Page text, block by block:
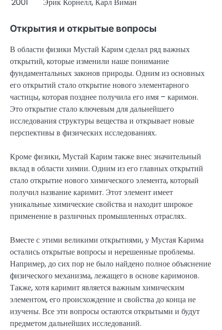
Открытия и открытые вопросы
В области физики Мустай Карим сделал ряд важных
открытий, которые изменили наше понимание
фундаментальных законов природы. Одним из основных
его открытий стало открытие нового элементарного
частицы, которая позднее получила его имя – каримон.
Это открытие стало ключевым для дальнейшего
исследования структуры вещества и открывает новые
перспективы в физических исследованиях.
Кроме физики, Мустай Карим также внес значительный
вклад в области химии. Одним из его главных открытий
стало открытие нового химического элемента, который
получил название каримит. Этот элемент имеет
уникальные химические свойства и находит широкое
применение в различных промышленных отраслях.
Вместе с этими великими открытиями, у Мустая Карима
остались открытые вопросы и нерешенные проблемы.
Например, до сих пор не было найдено полное объяснение
физического механизма, лежащего в основе каримонов.
Также, хотя каримит является важным химическим
элементом, его происхождение и свойства до конца не
изучены. Все эти вопросы остаются открытыми и будут
предметом дальнейших исследований.